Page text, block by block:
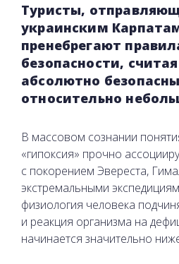
Туристы,
украинским
пренебрегают
безопасности,
абсолютно
относительно
В массовом сознании
«гипоксия» прочно
с покорением Эвереста,
экстремальными
физиология человека
и реакция организма на
начинается значительно